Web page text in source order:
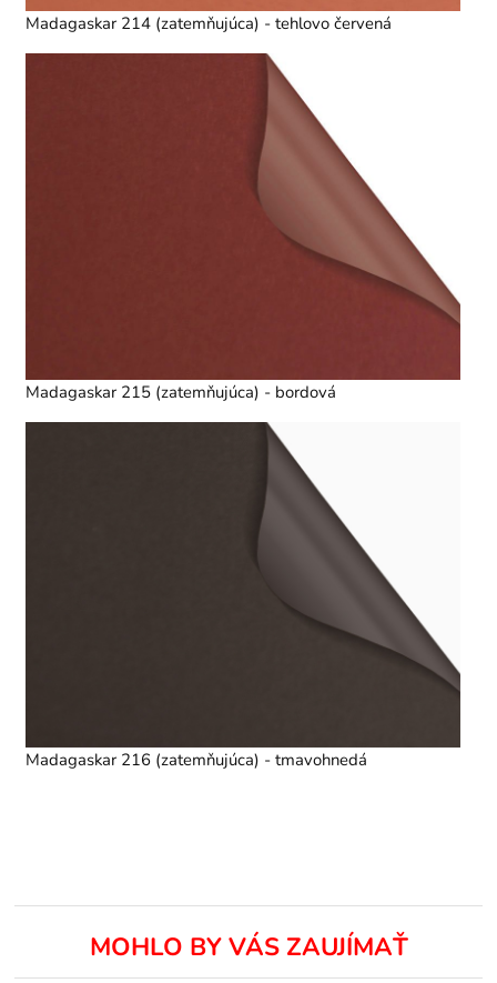
Madagaskar 214 (zatemňujúca) - tehlovo červená
Madagaskar 215 (zatemňujúca) - bordová
Madagaskar 216 (zatemňujúca) - tmavohnedá
MOHLO BY VÁS ZAUJÍMAŤ